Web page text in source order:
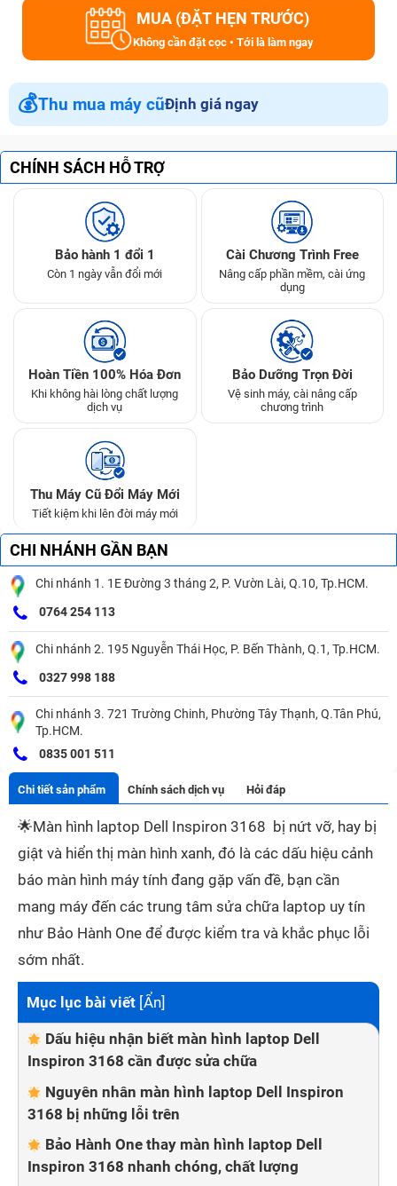
MUA (ĐẶT HẸN TRƯỚC)
Không cần đặt cọc • Tới là làm ngay
💰Thu mua máy cũĐịnh giá ngay
CHÍNH SÁCH HỖ TRỢ
Bảo hành 1 đổi 1
Còn 1 ngày vẫn đổi mới
Cài Chương Trình Free
Nâng cấp phần mềm, cài ứng
dụng
Hoàn Tiền 100% Hóa Đơn
Khi không hài lòng chất lượng
dịch vụ
Bảo Dưỡng Trọn Đời
Vệ sinh máy, cài nâng cấp
chương trình
Thu Máy Cũ Đổi Máy Mới
Tiết kiệm khi lên đời máy mới
CHI NHÁNH GẦN BẠN
Chi nhánh 1. 1E Đường 3 tháng 2, P. Vườn Lài, Q.10, Tp.HCM.
0764 254 113
Chi nhánh 2. 195 Nguyễn Thái Học, P. Bến Thành, Q.1, Tp.HCM.
0327 998 188
Chi nhánh 3. 721 Trường Chinh, Phường Tây Thạnh, Q.Tân Phú,
Tp.HCM.
0835 001 511
Chi tiết sản phẩm Chính sách dịch vụ Hỏi đáp
🌟Màn hình laptop Dell Inspiron 3168 bị nứt vỡ, hay bị
giật và hiển thị màn hình xanh, đó là các dấu hiệu cảnh
báo màn hình máy tính đang gặp vấn đề, bạn cần
mang máy đến các trung tâm sửa chữa laptop uy tín
như Bảo Hành One để được kiểm tra và khắc phục lỗi
sớm nhất.
Mục lục bài viết [Ẩn]
Dấu hiệu nhận biết màn hình laptop Dell
Inspiron 3168 cần được sửa chữa
Nguyên nhân màn hình laptop Dell Inspiron
3168 bị những lỗi trên
Bảo Hành One thay màn hình laptop Dell
Inspiron 3168 nhanh chóng, chất lượng